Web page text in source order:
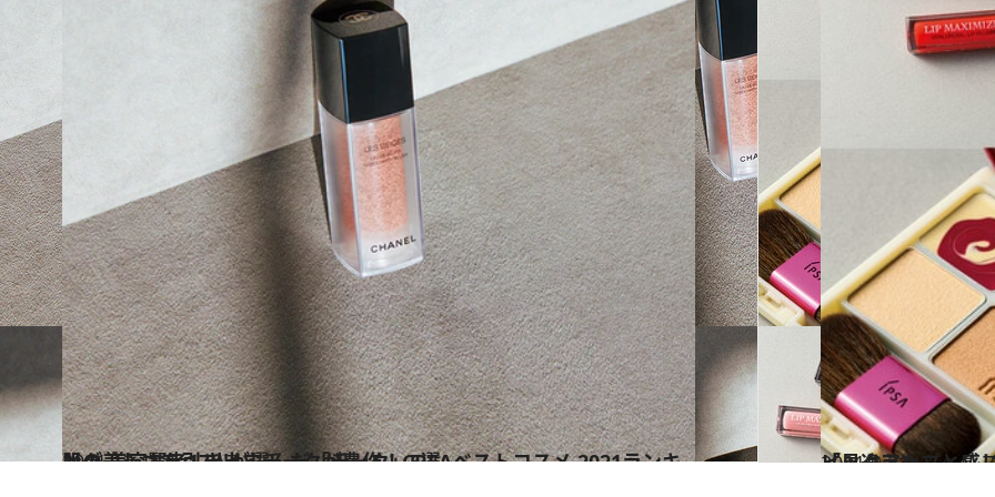
2021.12.12
肌の美しさを引き出すチークが豊作！CREAベストコスメ 2021ランキング 美容賢者17人が選んだ「チーク」5選
ビューティ＆ヘルス 2021.9.21
「見違えた」と感じさせる！ メイクの力を思い知る12品を 齋藤 薫がピックアップ
ビューティ＆ヘル